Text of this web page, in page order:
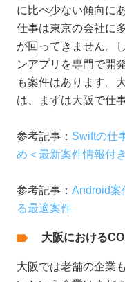
に比べ少ない傾向に
仕事は東京の会社に
が回ってきません。
ンアプリを専門で開
も案件はあります。
は、まずは大阪で仕
参考記事： Swiftの仕
め＜最新案件情報付
参考記事： Android案
る最適案件
大阪における
大阪では老舗の企業